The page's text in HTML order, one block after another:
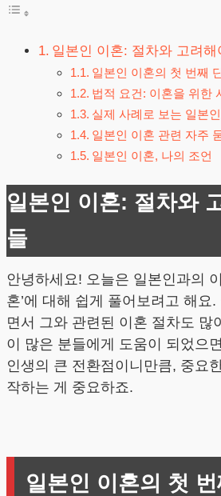
일본인 이혼: 절차와 고려해
일본인 이혼의 첫 번째
법적 요건: 이혼을 위한
실제 사례로 보는 일본
일본인 이혼 관련 자주
일본인 이혼, 나의 조언
일본인 이혼: 절차와
들
안녕하세요! 오늘은 일본인과의
혼’에 대해 쉽게 풀어보려고 해요
면서 그와 관련된 이혼 절차도 많
이 많은 분들에게 도움이 되었으
인생의 큰 전환점이니만큼, 중요
작하는 게 중요하죠.
일본인 이혼의 첫